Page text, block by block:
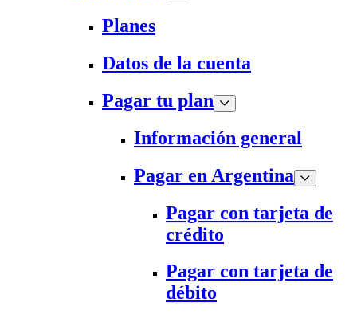
Planes
Datos de la cuenta
Pagar tu plan
Información general
Pagar en Argentina
Pagar con tarjeta de
crédito
Pagar con tarjeta de
débito